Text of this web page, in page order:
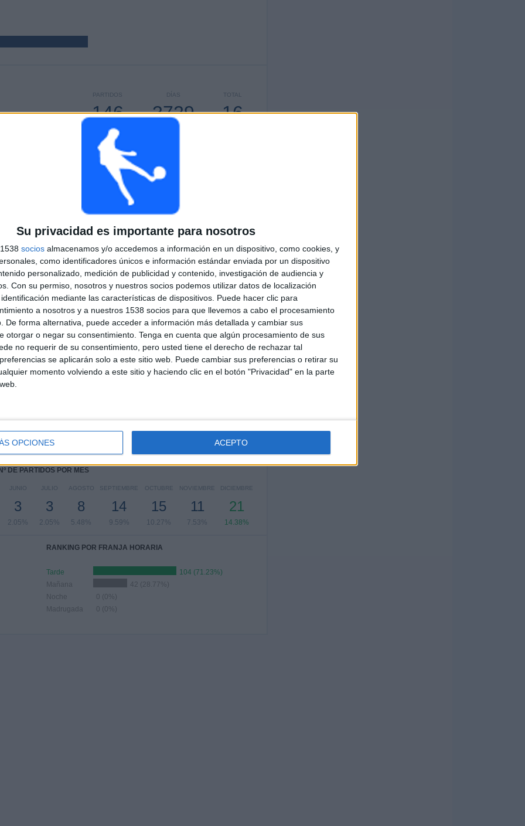
Su privacidad es importante para nosotros
socios almacenamos y/o accedemos a información en un dispositivo, como cookies, y
como identificadores únicos e información estándar enviada por un dispositivo
personalizado, medición de publicidad y contenido, investigación de audiencia y
Con su permiso, nosotros y nuestros socios podemos utilizar datos de localización
mediante las características de dispositivos. Puede hacer clic para
a nosotros y a nuestros 1538 socios para que llevemos a cabo el procesamiento
De forma alternativa, puede acceder a información más detallada y cambiar sus
otorgar o negar su consentimiento. Tenga en cuenta que algún procesamiento de sus
no requerir de su consentimiento, pero usted tiene el derecho de rechazar tal
se aplicarán solo a este sitio web. Puede cambiar sus preferencias o retirar su
momento volviendo a este sitio y haciendo clic en el botón "Privacidad" en la parte
OPCIONES ACEPTO
TOTAL
16
DÍAS
3729
PARTIDOS
146
CONSECUTIVOS
DE PAGO
42
9
TOTAL
3
RANKING POR COMPETICIONES
La Liga EA Sports
74 (50.68%)
63 (43.15%)
Copa del Rey
9 (6.16%)
Ver ranking completo
5
3.42%
15 50 52
Nº DE PARTIDOS POR MES
JUNIO
3
2.05%
JULIO
3
2.05%
AGOSTO
8
5.48%
SEPTIEMBRE
14
9.59%
OCTUBRE
15
10.27%
NOVIEMBRE
11
7.53%
DICIEMBRE
21
14.38%
RANKING POR FRANJA HORARIA
Tarde
104 (71.23%)
Mañana
42 (28.77%)
Noche
0 (0%)
Madrugada
0 (0%)